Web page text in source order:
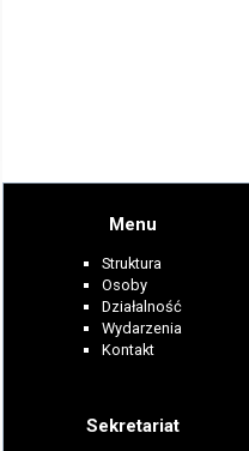
Menu
Struktura
Osoby
Działalność
Wydarzenia
Kontakt
Sekretariat